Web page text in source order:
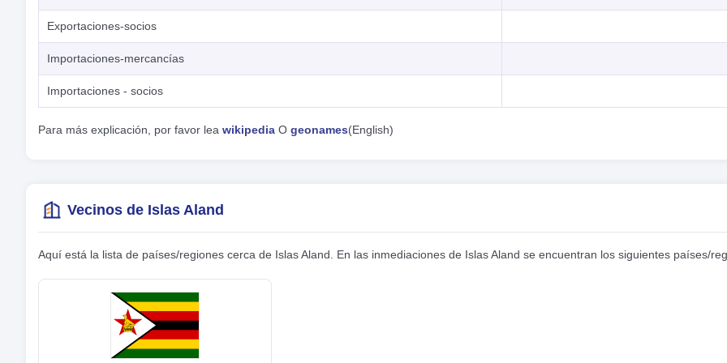
Exportaciones-socios
Importaciones-mercancías
Importaciones - socios
Para más explicación, por favor lea wikipedia O geonames(English)
Vecinos de Islas Aland
Aquí está la lista de países/regiones cerca de Islas Aland. En las inmediaciones de Islas Aland se encuentran los siguientes países/